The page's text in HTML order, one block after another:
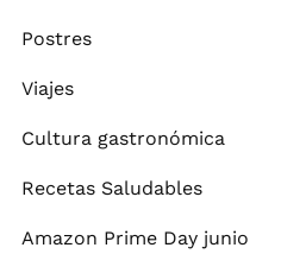
Postres
Viajes
Cultura gastronómica
Recetas Saludables
Amazon Prime Day junio